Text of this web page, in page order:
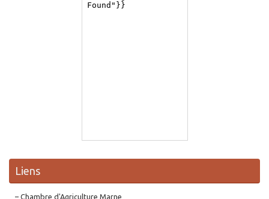
Liens
– Chambre d'Agriculture Marne